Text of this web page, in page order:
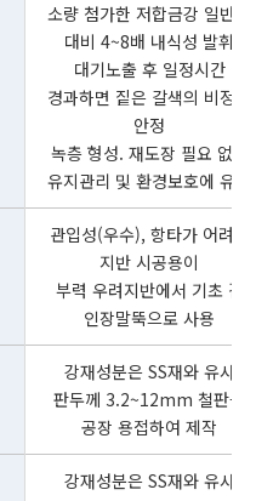
소량 첨가한 저합금강 일반강
대비 4~8배 내식성 발휘
대기노출 후 일정시간
경과하면 짙은 갈색의 비정질
안정
녹층 형성. 재도장 필요 없어
유지관리 및 환경보호에 유리
관입성(우수), 항타가 어려운
지반 시공용이
부력 우려지반에서 기초 겸
인장말뚝으로 사용
강재성분은 SS재와 유사
판두께 3.2~12mm 철판을
공장 용접하여 제작
강재성분은 SS재와 유사